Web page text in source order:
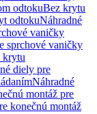
odtokuBez krytu
odtokuNáhradné
vaničky
sprchové vaničky
krytu
diely pre
Náhradné
montáž pre
konečnú montáž